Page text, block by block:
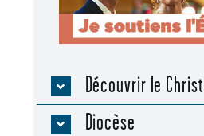
Découvrir le Christ
Diocèse